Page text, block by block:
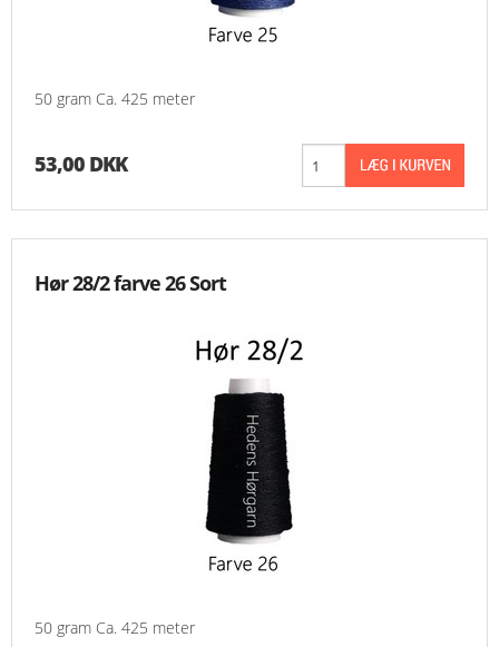
50 gram Ca. 425 meter
53,00 DKK
Hør 28/2 farve 26 Sort
50 gram Ca. 425 meter